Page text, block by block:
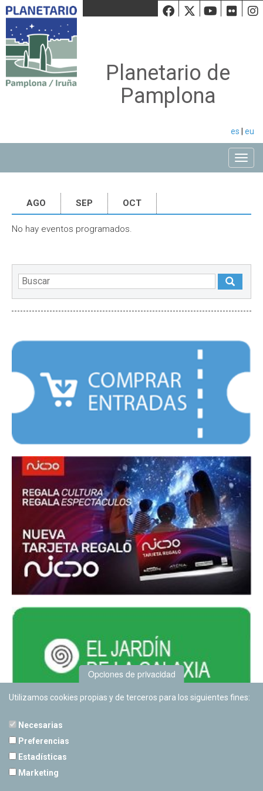
Facebook
Twiiter
Planetario de
Pamplona
es eu
AGO SEP OCT
No hay eventos programados.
Opciones de privacidad
Utilizamos cookies propias y de terceros para los siguientes fines:
Necesarias
Preferencias
Estadísticas
Marketing